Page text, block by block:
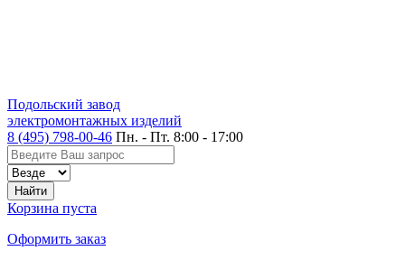
Подольский завод
электромонтажных изделий
8 (495) 798-00-46 Пн. - Пт. 8:00 - 17:00
Корзина пуста
Оформить заказ